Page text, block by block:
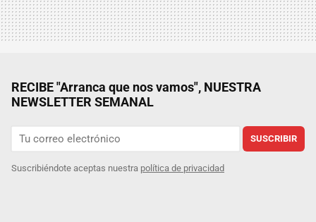
RECIBE "Arranca que nos vamos", NUESTRA
NEWSLETTER SEMANAL
SUSCRIBIR
Suscribiéndote aceptas nuestra política de privacidad